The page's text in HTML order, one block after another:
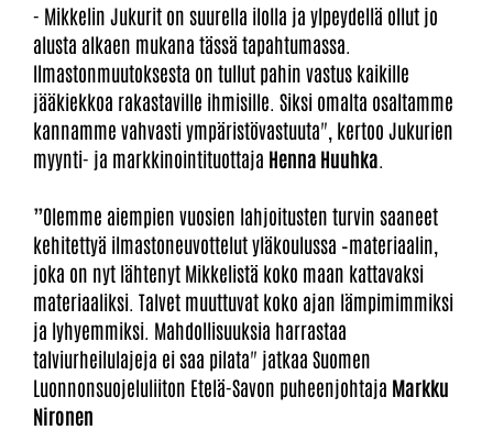
- Mikkelin Jukurit on suurella ilolla ja ylpeydellä ollut jo
alusta alkaen mukana tässä tapahtumassa.
Ilmastonmuutoksesta on tullut pahin vastus kaikille
jääkiekkoa rakastaville ihmisille. Siksi omalta osaltamme
kannamme vahvasti ympäristövastuuta", kertoo Jukurien
myynti- ja markkinointituottaja Henna Huuhka
”Olemme aiempien vuosien lahjoitusten turvin saaneet
kehitettyä ilmastoneuvottelut yläkoulussa –materiaalin,
joka on nyt lähtenyt Mikkelistä koko maan kattavaksi
materiaaliksi. Talvet muuttuvat koko ajan lämpimimmiksi
ja lyhyemmiksi. Mahdollisuuksia harrastaa
talviurheilulajeja ei saa pilata" jatkaa Suomen
Luonnonsuojeluliiton Etelä-Savon puheenjohtaja Markku
Nironen